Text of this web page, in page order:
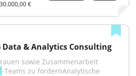
€
& Analytics Consulting
sowie Zusammenarbeit
-Teams zu fördernAnalytische